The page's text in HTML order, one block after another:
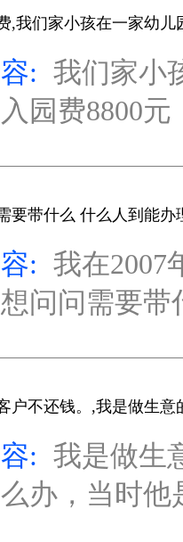
,我们家小孩在一家幼儿
: 我们家小
园费8800
要带什么 什么人到能办
: 我在2007
问问需要带
户不还钱。,我是做生意
: 我是做生
办，当时他